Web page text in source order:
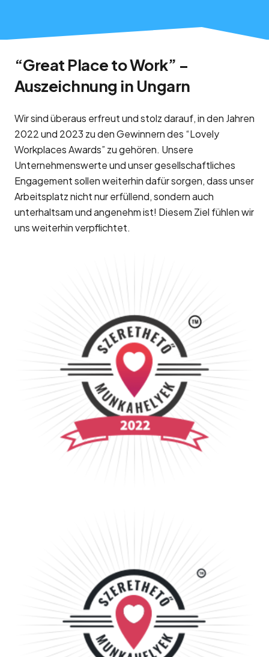
“Great Place to Work” –
Auszeichnung in Ungarn
Wir sind überaus erfreut und stolz darauf, in den Jahren
2022 und 2023 zu den Gewinnern des “Lovely
Workplaces Awards” zu gehören. Unsere
Unternehmenswerte und unser gesellschaftliches
Engagement sollen weiterhin dafür sorgen, dass unser
Arbeitsplatz nicht nur erfüllend, sondern auch
unterhaltsam und angenehm ist! Diesem Ziel fühlen wir
uns weiterhin verpflichtet.